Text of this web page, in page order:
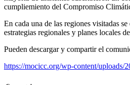
cumpliemiento del Compromiso
En cada una de las regiones visitadas
estrategias regionales y planes locales
Pueden descargar y compartir el
https://mocicc.org/wp-content/uploads/